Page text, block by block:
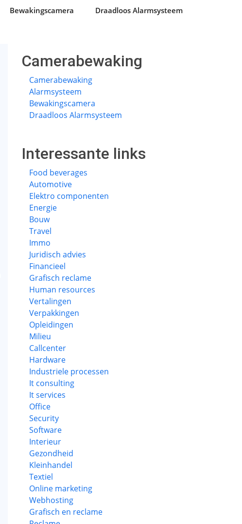
Bewakingscamera Draadloos Alarmsysteem
Camerabewaking
Camerabewaking
Alarmsysteem
Bewakingscamera
Draadloos Alarmsysteem
Interessante links
Food beverages
Automotive
Elektro componenten
Energie
Bouw
Travel
Immo
Juridisch advies
Financieel
Grafisch reclame
Human resources
Vertalingen
Verpakkingen
Opleidingen
Milieu
Callcenter
Hardware
Industriele processen
It consulting
It services
Office
Security
Software
Interieur
Gezondheid
Kleinhandel
Textiel
Online marketing
Webhosting
Grafisch en reclame